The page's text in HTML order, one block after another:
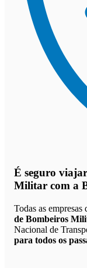
É seguro
Militar com a
Todas as empresas
de Bombeiros
Nacional de
para todos os